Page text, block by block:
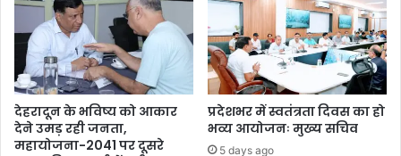
देहरादून के भविष्य को आकार
देने उमड़ रही जनता,
महायोजना-2041 पर दूसरे
प्रदेशभर में स्वतंत्रता दिवस का हो
भव्य आयोजनः मुख्य सचिव
5 days ago